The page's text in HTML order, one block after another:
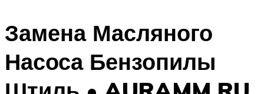
Замена Масляного
Насоса Бензопилы